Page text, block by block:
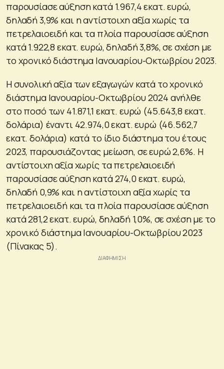
παρουσίασε αύξηση κατά 1.967,4 εκατ. ευρώ,
δηλαδή 3,9% και η αντίστοιχη αξία χωρίς τα
πετρελαιοειδή και τα πλοία παρουσίασε αύξηση
κατά 1.922,8 εκατ. ευρώ, δηλαδή 3,8%, σε σχέση με
το χρονικό διάστημα Ιανουαρίου-Οκτωβρίου 2023.
Η συνολική αξία των εξαγωγών κατά το χρονικό
διάστημα Ιανουαρίου-Οκτωβρίου 2024 ανήλθε
στο ποσό των 41.871,1 εκατ. ευρώ (45.643,8 εκατ.
δολάρια) έναντι 42.974,0 εκατ. ευρώ (46.562,7
εκατ. δολάρια) κατά το ίδιο διάστημα του έτους
2023, παρουσιάζοντας μείωση, σε ευρώ 2,6%. Η
αντίστοιχη αξία χωρίς τα πετρελαιοειδή
παρουσίασε αύξηση κατά 274,0 εκατ. ευρώ,
δηλαδή 0,9% και η αντίστοιχη αξία χωρίς τα
πετρελαιοειδή και τα πλοία παρουσίασε αύξηση
κατά 281,2 εκατ. ευρώ, δηλαδή 1,0%, σε σχέση με το
χρονικό διάστημα Ιανουαρίου-Οκτωβρίου 2023
(Πίνακας 5).